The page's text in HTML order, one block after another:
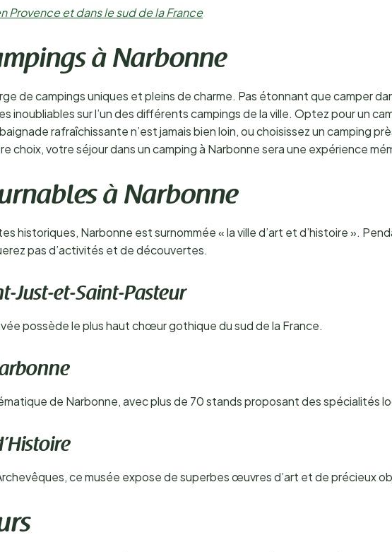
Provence et dans le sud de la France
à Narbonne
de campings uniques et pleins de charme. Pas étonnant que camper
inoubliables sur l’un des différents campings de la ville. Optez pour un
rafraîchissante n’est jamais bien loin, ou choisissez un camping
choix, votre séjour dans un camping à Narbonne sera une expérience
à Narbonne
historiques, Narbonne est surnommée « la ville d’art et d’histoire ».
pas d’activités et de découvertes.
Just-et-Saint-Pasteur
possède le plus haut chœur gothique du sud de la France.
de Narbonne, avec plus de 70 stands proposant des spécialités
ce musée expose de superbes œuvres d’art et de précieux